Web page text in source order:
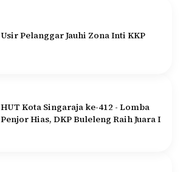
Usir Pelanggar Jauhi Zona Inti KKP
HUT Kota Singaraja ke-412 - Lomba
Penjor Hias, DKP Buleleng Raih Juara I